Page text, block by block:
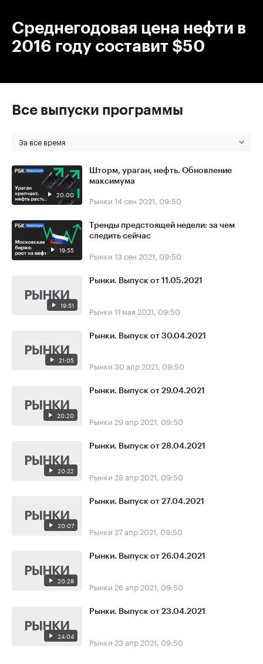
Среднегодовая цена нефти в
2016 году составит $50
Все выпуски программы
За все время
20:00
Шторм, ураган, нефть. Обновление
максимума
Рынки 14 сен 2021, 09:50
19:55
Тренды предстоящей недели: за чем
следить сейчас
Рынки 13 сен 2021, 09:50
19:51
Рынки. Выпуск от 11.05.2021
Рынки 11 мая 2021, 09:50
21:05
Рынки. Выпуск от 30.04.2021
Рынки 30 апр 2021, 09:50
20:20
Рынки. Выпуск от 29.04.2021
Рынки 29 апр 2021, 09:50
20:22
Рынки. Выпуск от 28.04.2021
Рынки 28 апр 2021, 09:50
20:07
Рынки. Выпуск от 27.04.2021
Рынки 27 апр 2021, 09:50
20:28
Рынки. Выпуск от 26.04.2021
Рынки 26 апр 2021, 09:50
24:04
Рынки. Выпуск от 23.04.2021
Рынки 23 апр 2021, 09:50